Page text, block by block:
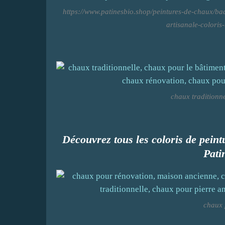
https://www.patinesbio.shop/peintures-de-chaux/
artisanale-
chaux
Découvrez tous les coloris de
chaux